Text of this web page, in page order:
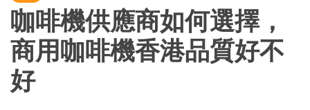
咖啡機供應商如何選擇，
商用咖啡機香港品質好不
好